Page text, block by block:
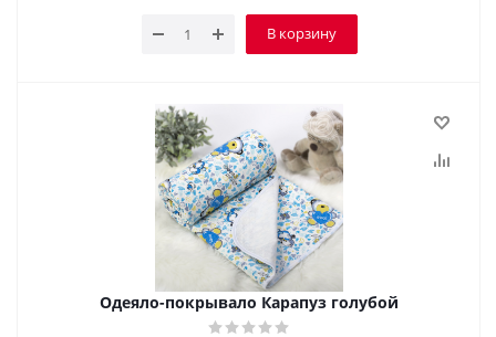
В корзину
Одеяло-покрывало Карапуз голубой